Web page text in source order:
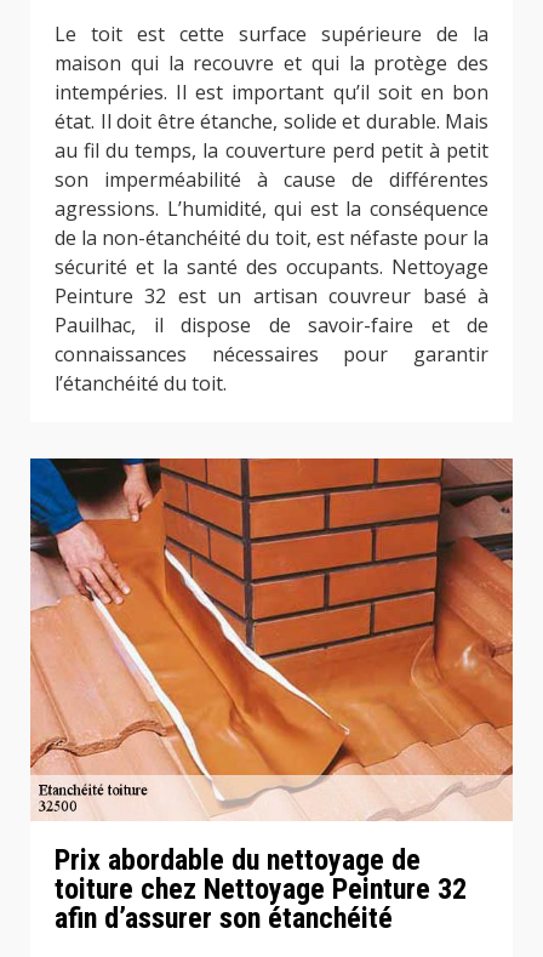
Le toit est cette surface supérieure de la
maison qui la recouvre et qui la protège des
intempéries. Il est important qu’il soit en bon
état. Il doit être étanche, solide et durable. Mais
au fil du temps, la couverture perd petit à petit
son imperméabilité à cause de différentes
agressions. L’humidité, qui est la conséquence
de la non-étanchéité du toit, est néfaste pour la
sécurité et la santé des occupants. Nettoyage
Peinture 32 est un artisan couvreur basé à
Pauilhac, il dispose de savoir-faire et de
connaissances nécessaires pour garantir
l’étanchéité du toit.
Prix abordable du nettoyage de
toiture chez Nettoyage Peinture 32
afin d’assurer son étanchéité